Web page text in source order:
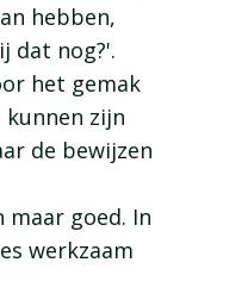
hebben,
dat nog?'.
het gemak
zijn
de bewijzen
goed. In
werkzaam